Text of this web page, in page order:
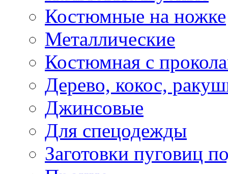
Костюмные на ножке
Металлические
Костюмная с
Дерево, кокос,
Джинсовые
Для спецодежды
Заготовки пуговиц